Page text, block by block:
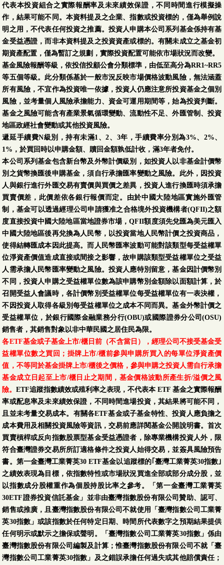
代表本投資組合之實際報酬率及未來績效保證，不同時間進行模擬操
作，結果可能不同。本資料提及之企業、指數或投資標的，僅為舉例說
明之用，不代表任何投資之推薦。投資人申購本公司系列基金係持有基
金受益憑證，而非本資料提及之投資資產或標的。有關未成立之基金初
期資產配置，僅為暫訂之規劃，實際投資配置可能依市場狀況而改變。
基金風險報酬等級，依投信投顧公會分類標準，由低至高分為RR1~RR5
等五個等級。此分類係基於一般市況反映市場價格波動風險，無法涵蓋
所有風險，不宜作為投資唯一依據，投資人仍應注意所投資基金之個別
風險，並考量個人風險承擔能力、資金可運用期間等，始為投資判斷。
基金之風險可能含有產業景氣循環變動、流動性不足、外匯管制、投資
地區政經社會變動或其他投資風險。
遞延手續費N級別，持有未滿1、2、3年，手續費率分別為3%、2%、
1%，於買回時以申購金額、贖回金額孰低計收，滿3年者免付。
本公司系列基金包含新台幣及外幣計價級別，如投資人以非基金計價幣
別之貨幣換匯後申購基金，須自行承擔匯率變動之風險。此外，因投資
人與銀行進行外匯交易有賣價與買價之差異，投資人進行換匯時須承擔
買賣價差，此價差依各銀行報價而定。由於中國大陸地區實施外匯管
制，基金可以透過經理公司申請獲准之合格境外投資機構者(QFII)之額
度直接投資中國大陸地區當地證券市場，QFII額度須先兌匯為美元匯入
中國大陸地區後再兌換為人民幣，以投資當地人民幣計價之投資商品，
使得結轉匯成本因此提高。而人民幣匯率波動可能對該類型每受益權單
位淨資產價值造成直接或間接之影響，故申購該類型受益權單位之受益
人需承擔人民幣匯率變動之風險。投資人應特別留意，基金因計價幣別
不同，投資人申購之受益權單位數為該申購幣別金額除以面額計算，於
召開受益人會議時，各計價幣別受益權單位每受益權單位有一表決權，
不因投資人取得各級別每受益權單位之成本不同而異。基金外幣計價之
受益權單位，於銀行國際金融業務分行(OBU)或國際證券分公司(OSU)
銷售者，其銷售對象以非中華民國之居住民為限。
各ETF基金或子基金上市/櫃日前（不含當日），經理公司不接受基金受
益權單位數之買回；掛牌上市/櫃前參與申購所買入的每單位淨資產價
值，不等同於基金掛牌上市/櫃後之價格，參與申購之投資人需自行承擔
基金成立日起至上市/櫃日止之期間，基金價格波動所產生折/溢價之風
險。ETF追蹤指數績效或殖利率之表現，不代表本 ETF 基金之實際報酬
率或配息率及未來績效保證，不同時間進場投資，其結果將可能不同，
且並未考量交易成本。有關各ETF基金或子基金特性、投資人應負擔之
成本費用及相關投資風險等資訊，交易前應詳閱基金公開說明書。首次
買賣槓桿或反向指數股票型基金受益憑證者，除專業機構投資人外，限
符合臺灣證券交易所所訂適格條件之投資人始得交易，並簽具風險預告
書。第一金臺灣工業菁英30 ETF基金以追蹤標的｢臺灣工業菁英30指數｣
之績效表現為目標，依指數特性或市場狀況買進全部或部分成分股，並
以指數成分股權重作為個股持股比率之參考。「第一金臺灣工業菁英
30ETF證券投資信託基金」並非由臺灣指數股份有限公司贊助、認可、
銷售或推廣，且臺灣指數股份有限公司不就使用「臺灣指數公司工業菁
英30指數」或該指數於任何特定日期、時間所代表數字之預期結果提供
任何明示或默示之擔保或聲明。「臺灣指數公司工業菁英30指數」係由
臺灣指數股份有限公司編製及計算；惟臺灣指數股份有限公司不就「臺
灣指數公司工業菁英30指數」及之錯誤承擔任何過失或其他賠償責任；